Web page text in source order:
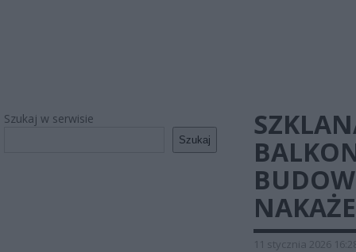
Szukaj w serwisie
Szukaj
11 stycznia 2026